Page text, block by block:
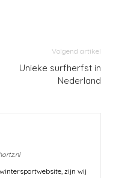
Volgend artikel
Unieke surfherfst in
Nederland
zijn wij